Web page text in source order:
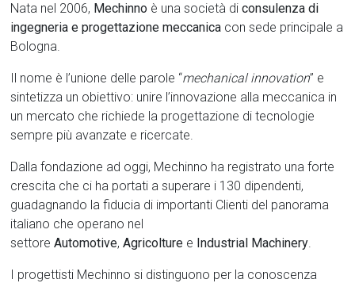
Nata nel 2006, Mechinno è una società diconsulenza di
ingegneria e progettazione meccanica con sede principale a
Bologna.
Il nome è l’unione delle parole “mechanical innovation” e
sintetizza un obiettivo: unire l’innovazione alla meccanica in
un mercato che richiede la progettazione di tecnologie
sempre più avanzate e ricercate.
Dalla fondazione ad oggi, Mechinno ha registrato una forte
crescita che ci ha portati a superare i 130 dipendenti,
guadagnando la fiducia di importanti Clienti del panorama
italiano che operano nel
settoreAutomotive,Agricolture e Industrial Machinery.
I progettisti Mechinno si distinguono per la conoscenza